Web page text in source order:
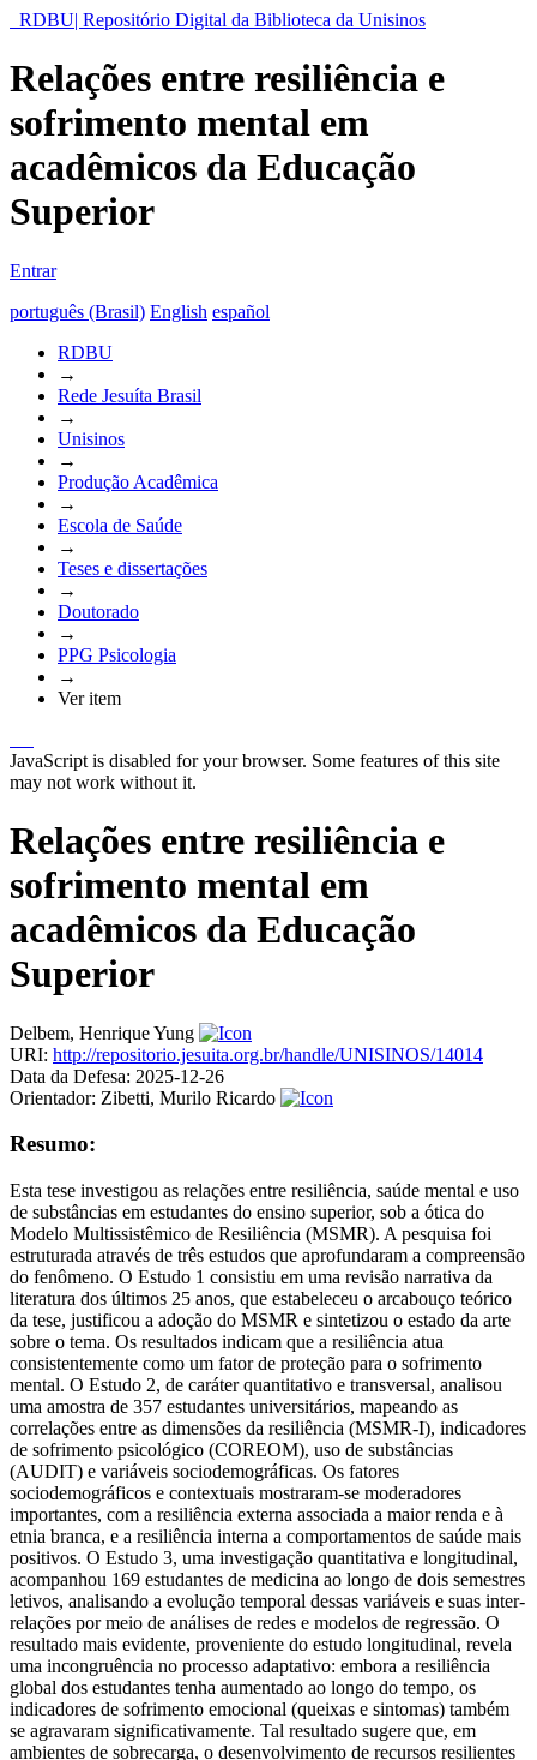
RDBU| Repositório Digital da Biblioteca da Unisinos
Relações entre resiliência e
sofrimento mental em
acadêmicos da Educação
Superior
Entrar
português (Brasil) English español
RDBU
→
Rede Jesuíta Brasil
→
Unisinos
→
Produção Acadêmica
→
Escola de Saúde
→
Teses e dissertações
→
Doutorado
→
PPG Psicologia
→
Ver item
JavaScript is disabled for your browser. Some features of this site
may not work without it.
Relações entre resiliência e
sofrimento mental em
acadêmicos da Educação
Superior
Delbem, Henrique Yung
URI: http://repositorio.jesuita.org.br/handle/UNISINOS/14014
Data da Defesa: 2025-12-26
Orientador: Zibetti, Murilo Ricardo
Resumo:
Esta tese investigou as relações entre resiliência, saúde mental e uso
de substâncias em estudantes do ensino superior, sob a ótica do
Modelo Multissistêmico de Resiliência (MSMR). A pesquisa foi
estruturada através de três estudos que aprofundaram a compreensão
do fenômeno. O Estudo 1 consistiu em uma revisão narrativa da
literatura dos últimos 25 anos, que estabeleceu o arcabouço teórico
da tese, justificou a adoção do MSMR e sintetizou o estado da arte
sobre o tema. Os resultados indicam que a resiliência atua
consistentemente como um fator de proteção para o sofrimento
mental. O Estudo 2, de caráter quantitativo e transversal, analisou
uma amostra de 357 estudantes universitários, mapeando as
correlações entre as dimensões da resiliência (MSMR-I), indicadores
de sofrimento psicológico (COREOM), uso de substâncias
(AUDIT) e variáveis sociodemográficas. Os fatores
sociodemográficos e contextuais mostraram-se moderadores
importantes, com a resiliência externa associada a maior renda e à
etnia branca, e a resiliência interna a comportamentos de saúde mais
positivos. O Estudo 3, uma investigação quantitativa e longitudinal,
acompanhou 169 estudantes de medicina ao longo de dois semestres
letivos, analisando a evolução temporal dessas variáveis e suas inter-
relações por meio de análises de redes e modelos de regressão. O
resultado mais evidente, proveniente do estudo longitudinal, revela
uma incongruência no processo adaptativo: embora a resiliência
global dos estudantes tenha aumentado ao longo do tempo, os
indicadores de sofrimento emocional (queixas e sintomas) também
se agravaram significativamente. Tal resultado sugere que, em
ambientes de sobrecarga, o desenvolvimento de recursos resilientes